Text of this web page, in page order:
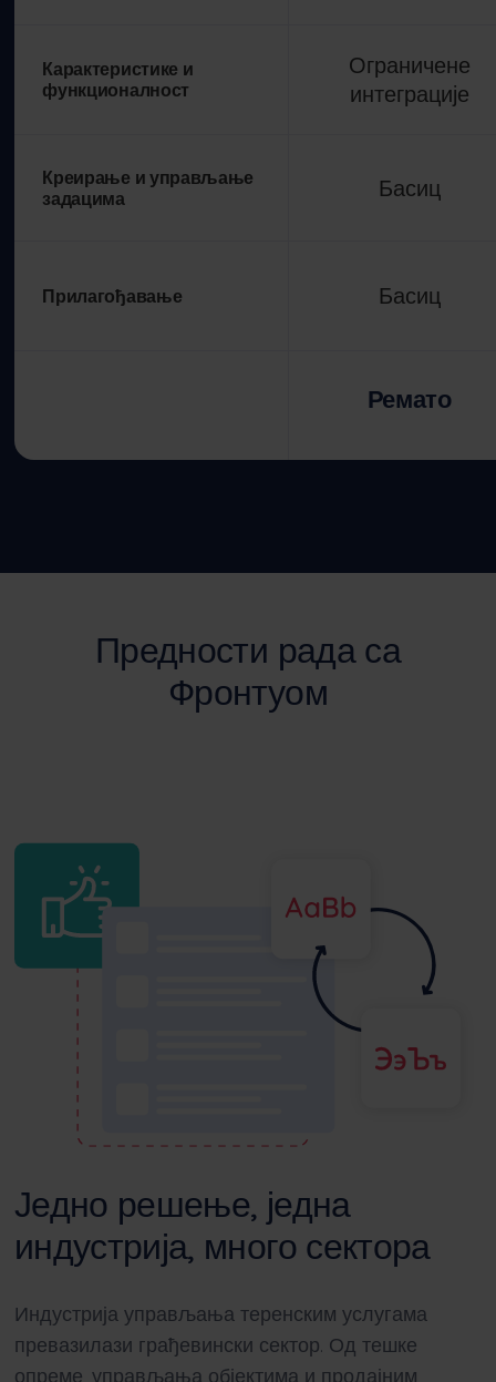
Карактеристике и
функционалност
Ограничене
интеграције
Креирање и управљање
задацима
Басиц
Прилагођавање Басиц
Ремато
Предности рада са
Фронтуом
Једно решење, једна
индустрија, много сектора
Индустрија управљања теренским услугама
превазилази грађевински сектор. Од тешке
опреме, управљања објектима и продајним